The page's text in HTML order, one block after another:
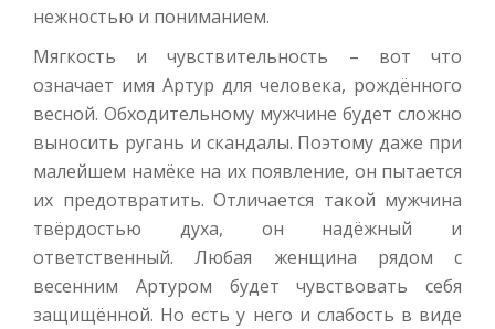
нежностью и пониманием.
Мягкость и чувствительность – вот что
означает имя Артур для человека, рождённого
весной. Обходительному мужчине будет сложно
выносить ругань и скандалы. Поэтому даже при
малейшем намёке на их появление, он пытается
их предотвратить. Отличается такой мужчина
твёрдостью духа, он надёжный и
ответственный. Любая женщина рядом с
весенним Артуром будет чувствовать себя
защищённой. Но есть у него и слабость в виде